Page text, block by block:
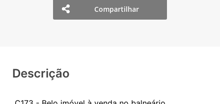
Compartilhar
Descrição